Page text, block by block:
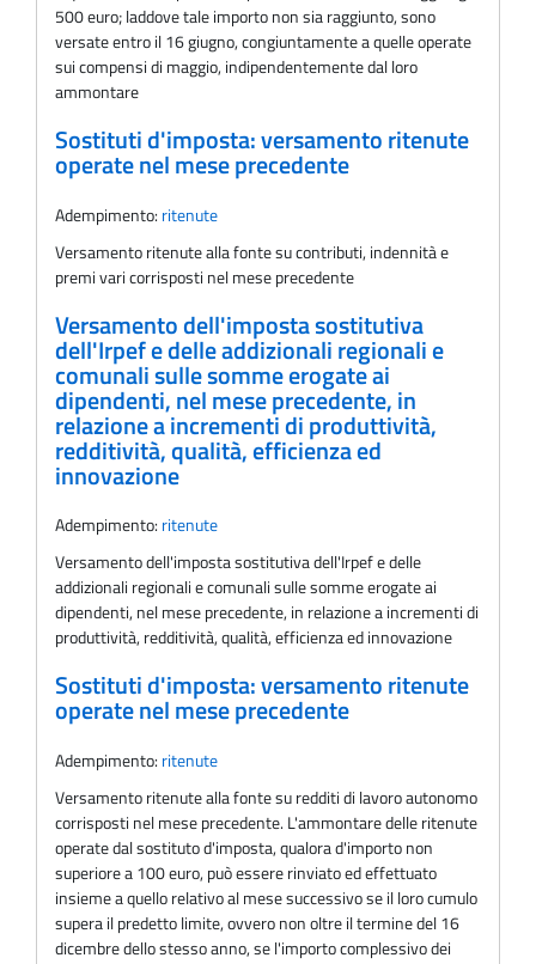
500 euro; laddove tale importo non sia raggiunto, sono
versate entro il 16 giugno, congiuntamente a quelle operate
sui compensi di maggio, indipendentemente dal loro
ammontare
Sostituti d'imposta: versamento ritenute
operate nel mese precedente
Adempimento: ritenute
Versamento ritenute alla fonte su contributi, indennità e
premi vari corrisposti nel mese precedente
Versamento dell'imposta sostitutiva
dell'Irpef e delle addizionali regionali e
comunali sulle somme erogate ai
dipendenti, nel mese precedente, in
relazione a incrementi di produttività,
redditività, qualità, efficienza ed
innovazione
Adempimento: ritenute
Versamento dell'imposta sostitutiva dell'Irpef e delle
addizionali regionali e comunali sulle somme erogate ai
dipendenti, nel mese precedente, in relazione a incrementi di
produttività, redditività, qualità, efficienza ed innovazione
Sostituti d'imposta: versamento ritenute
operate nel mese precedente
Adempimento: ritenute
Versamento ritenute alla fonte su redditi di lavoro autonomo
corrisposti nel mese precedente. L'ammontare delle ritenute
operate dal sostituto d'imposta, qualora d'importo non
superiore a 100 euro, può essere rinviato ed effettuato
insieme a quello relativo al mese successivo se il loro cumulo
supera il predetto limite, ovvero non oltre il termine del 16
dicembre dello stesso anno, se l'importo complessivo dei